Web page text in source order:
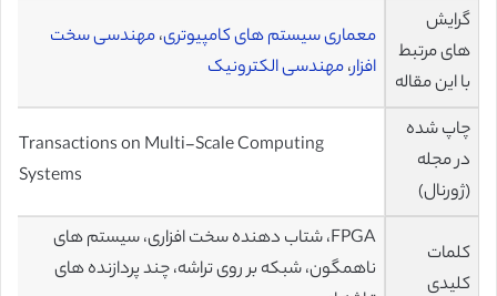
گرایش
های مرتبط
با این مقاله
معماری سیستم های کامپیوتری،مهندسی سخت
افزار،مهندسی الکترونیک
چاپ شده
در مجله
(ژورنال)
Transactions on Multi-Scale Computing
Systems
کلمات
کلیدی
FPGA، شتاب دهنده سخت افزاری، سیستم های
ناهمگون، شبکه بر روی تراشه، چند پردازنده های